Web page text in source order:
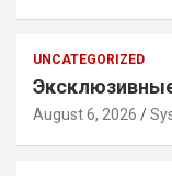
UNCATEGORIZED
August 6, 2026